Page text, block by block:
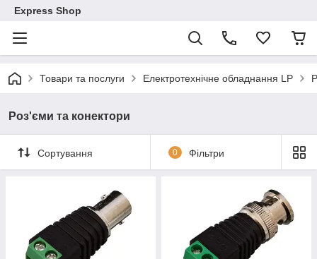
Express Shop
Товари та послуги Електротехнічне обладнання LP
Роз'єми та конектори
Сортування 0 Фільтри